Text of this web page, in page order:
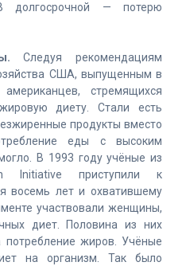
долгосрочной — потерю
Следуя рекомендациям
США, выпущенным в
стремящихся
диету. Стали есть
продукты вместо
еды с высоким
В 1993 году учёные из
Initiative приступили к
восемь лет и охватившему
участвовали женщины,
диет. Половина из них
потребление жиров. Учёные
на организм. Так было